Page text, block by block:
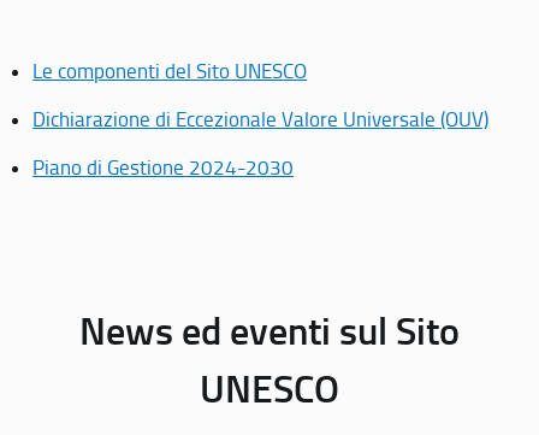
Le componenti del Sito UNESCO
Dichiarazione di Eccezionale Valore Universale (OUV)
Piano di Gestione 2024-2030
News ed eventi sul Sito
UNESCO